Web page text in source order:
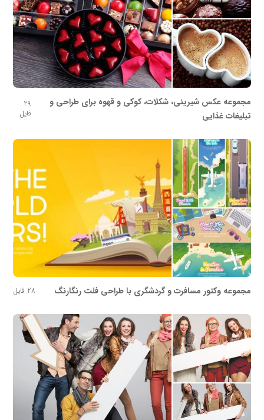
مجموعه عکس شیرینی، شکلات، کوکی و قهوه برای طراحی و
تبلیغات غذایی
29
فایل
مجموعه وکتور مسافرت و گردشگری با طراحی فلت رنگارنگ 28 فایل